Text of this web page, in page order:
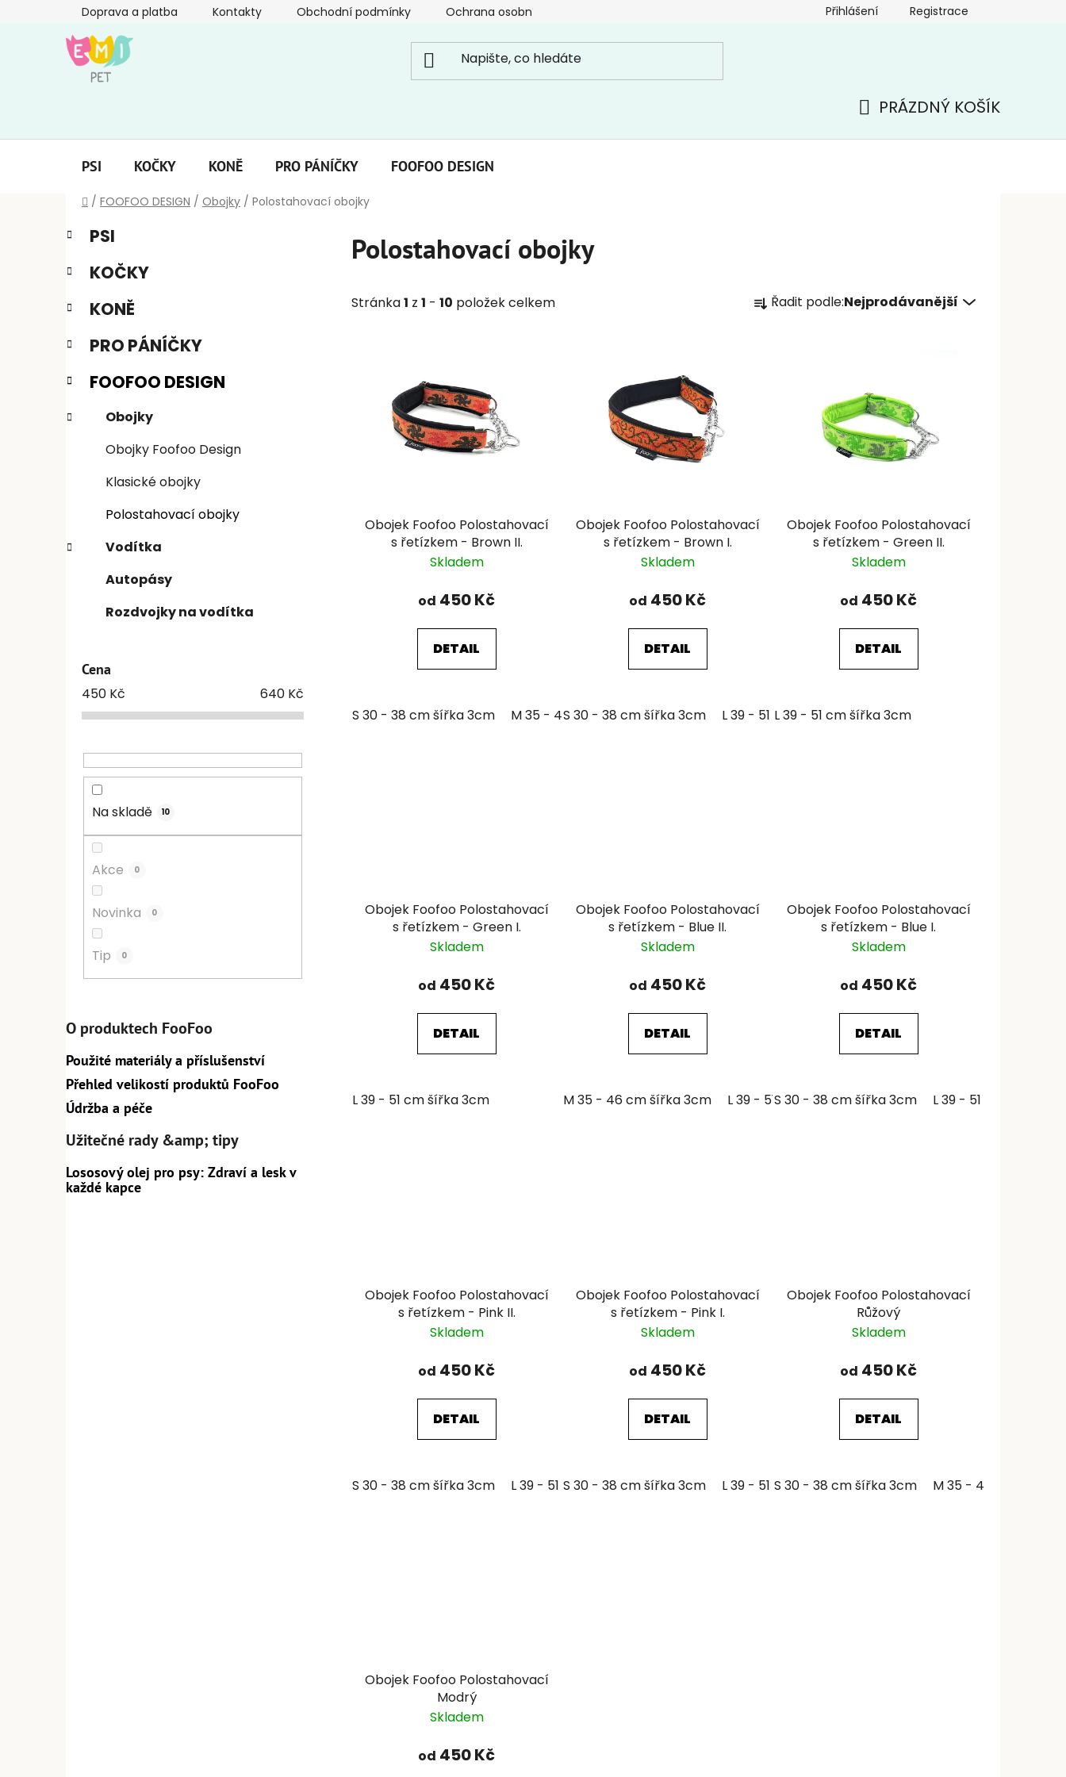
Doprava a platba Kontakty Obchodní podmínky Ochrana osobních údajů Přihlášení Registrace
PRÁZDNÝ KOŠÍK
PSI KOČKY KONĚ PRO PÁNÍČKY FOOFOO DESIGN
Domů
/ FOOFOO DESIGN / Obojky / Polostahovací obojky
P
s
r
n
n
í
p
Přeskočit
kategorie
K
a
e
o
i
PSI
KOČKY
KONĚ
PRO PÁNÍČKY
FOOFOO DESIGN
Obojky
Obojky Foofoo Design
Klasické obojky
Polostahovací obojky
Vodítka
Autopásy
Rozdvojky na vodítka
Cena
450 Kč 640 Kč
Na skladě 10
Akce 0
Novinka 0
Tip 0
O produktech FooFoo
Použité materiály a příslušenství
Přehled velikostí produktů FooFoo
Údržba a péče
Užitečné rady &amp; tipy
Lososový olej pro psy: Zdraví a lesk v
každé kapce
Polostahovací obojky
Stránka1 z 1 - 10 položek celkem
a
k
Řadit podle:Nejprodávanější
Obojek Foofoo Polostahovací
s řetízkem - Brown II.
Skladem
od 450 Kč
DETAIL
S 30 - 38 cm šířka 3cm M 35 - 46 cm šířka 3cm
Obojek Foofoo Polostahovací
s řetízkem - Brown I.
Skladem
od 450 Kč
DETAIL
S 30 - 38 cm šířka 3cm L 39 - 51 cm šířka 3cm
Obojek Foofoo Polostahovací
s řetízkem - Green II.
Skladem
od 450 Kč
DETAIL
L 39 - 51 cm šířka 3cm
Obojek Foofoo Polostahovací
s řetízkem - Green I.
Skladem
od 450 Kč
DETAIL
L 39 - 51 cm šířka 3cm
Obojek Foofoo Polostahovací
s řetízkem - Blue II.
Skladem
od 450 Kč
DETAIL
M 35 - 46 cm šířka 3cm L 39 - 51 cm šířka 3cm
Obojek Foofoo Polostahovací
s řetízkem - Blue I.
Skladem
od 450 Kč
DETAIL
S 30 - 38 cm šířka 3cm L 39 - 51 cm šířka
Obojek Foofoo Polostahovací
s řetízkem - Pink II.
Skladem
od 450 Kč
DETAIL
S 30 - 38 cm šířka 3cm L 39 - 51 cm šířka 3cm
Obojek Foofoo Polostahovací
s řetízkem - Pink I.
Skladem
od 450 Kč
DETAIL
S 30 - 38 cm šířka 3cm L 39 - 51 cm šířka 3cm
Obojek Foofoo Polostahovací
Růžový
Skladem
od 450 Kč
DETAIL
S 30 - 38 cm šířka 3cm M 35 - 46 cm šířka
Obojek Foofoo Polostahovací
Modrý
Skladem
od 450 Kč